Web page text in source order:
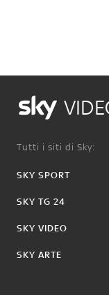
Tutti i siti di Sky:
SKY SPORT
SKY TG 24
SKY VIDEO
SKY ARTE